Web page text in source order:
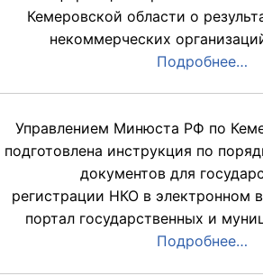
Кемеровской области о
некоммерческих
Подробнее…
Управлением Минюста РФ по
подготовлена инструкция по
документов для
регистрации НКО в электронном
портал государственных и
Подробнее…